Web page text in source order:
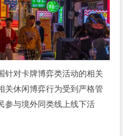
针对卡牌博弈类活动的相关
关休闲博弈行为受到严格管
参与境外同类线上线下活